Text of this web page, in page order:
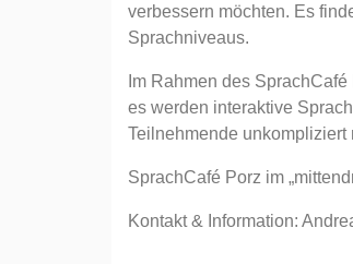
verbessern möchten. Es
Sprachniveaus.
Im Rahmen des
es werden interaktive
Teilnehmende
SprachCafé Porz im
Kontakt & Information: